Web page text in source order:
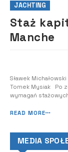
JACHTING
Staż
Manche
Sławek
Tomek Mysiak Po
wymagań
roku
READ MORE
MEDIA